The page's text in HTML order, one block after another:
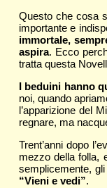
Questo che cosa
importante e
immortale,
aspira. Ecco
tratta questa
I beduini hanno
noi, quando
l’apparizione del
regnare, ma
Trent’anni dopo
mezzo della folla,
semplicemente,
“Vieni e vedi”.